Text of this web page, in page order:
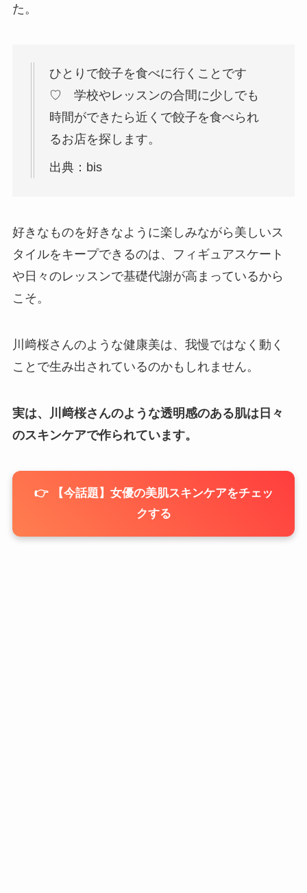
た。
ひとりで餃子を食べに行くことです
♡ 学校やレッスンの合間に少しでも
時間ができたら近くで餃子を食べられ
るお店を探します。
出典：bis
好きなものを好きなように楽しみながら美しいス
タイルをキープできるのは、フィギュアスケート
や日々のレッスンで基礎代謝が高まっているから
こそ。
川﨑桜さんのような健康美は、我慢ではなく動く
ことで生み出されているのかもしれません。
実は、川﨑桜さんのような透明感のある肌は日々
のスキンケアで作られています。
👉 【今話題】女優の美肌スキンケアをチェッ
クする